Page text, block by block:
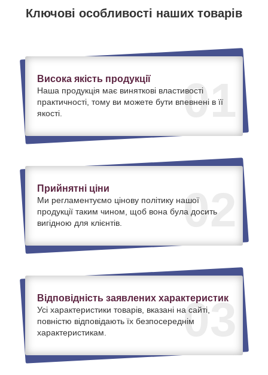
Ключові особливості наших товарів
01
Висока якість продукції
Наша продукція має виняткові властивості
практичності, тому ви можете бути впевнені в її
якості.
02
Прийнятні ціни
Ми регламентуємо цінову політику нашої
продукції таким чином, щоб вона була досить
вигідною для клієнтів.
03
Відповідність заявлених характеристик
Усі характеристики товарів, вказані на сайті,
повністю відповідають їх безпосереднім
характеристикам.